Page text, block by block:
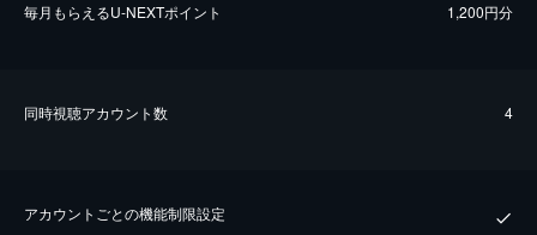
毎⽉もらえるU-NEXTポイント 1,200円分
同時視聴アカウント数 4
アカウントごとの機能制限設定